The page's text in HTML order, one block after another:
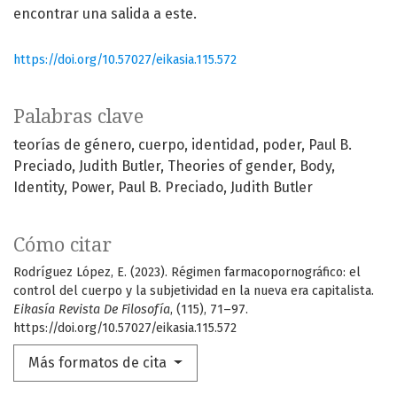
Palabras clave
teorías de género cuerpo identidad poder Paul B.
Preciado Judith Butler Theories of gender Body
Identity Power Paul B. Preciado Judith Butler
Cómo citar
Rodríguez López, E. (2023). Régimen farmacopornográfico: el
control del cuerpo y la subjetividad en la nueva era capitalista.
Eikasía Revista De Filosofía, (115), 71–97.
https://doi.org/10.57027/eikasia.115.572
Más formatos de cita
encontrar una salida a este.
https://doi.org/10.57027/eikasia.115.572